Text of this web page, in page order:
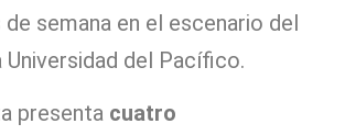
semana en el escenario del
del Pacífico.
presenta cuatro